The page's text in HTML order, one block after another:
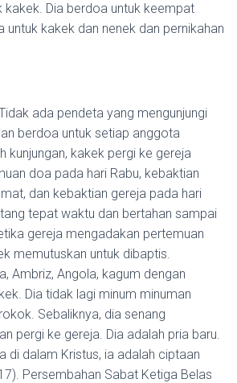
kakek. Dia berdoa untuk keempat
untuk kakek dan nenek dan pernikahan
ada pendeta yang mengunjungi
berdoa untuk setiap anggota
kunjungan, kakek pergi ke gereja
doa pada hari Rabu, kebaktian
dan kebaktian gereja pada hari
tepat waktu dan bertahan sampai
gereja mengadakan pertemuan
memutuskan untuk dibaptis.
Ambriz, Angola, kagum dengan
Dia tidak lagi minum minuman
Sebaliknya, dia senang
pergi ke gereja. Dia adalah pria baru.
di dalam Kristus, ia adalah ciptaan
Persembahan Sabat Ketiga Belas